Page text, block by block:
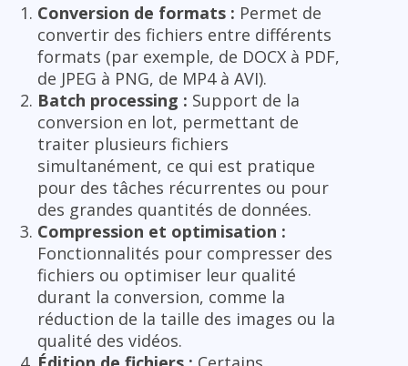
Conversion de formats : Permet de
convertir des fichiers entre différents
formats (par exemple, de DOCX à PDF,
de JPEG à PNG, de MP4 à AVI).
Batch processing : Support de la
conversion en lot, permettant de
traiter plusieurs fichiers
simultanément, ce qui est pratique
pour des tâches récurrentes ou pour
des grandes quantités de données.
Compression et optimisation :
Fonctionnalités pour compresser des
fichiers ou optimiser leur qualité
durant la conversion, comme la
réduction de la taille des images ou la
qualité des vidéos.